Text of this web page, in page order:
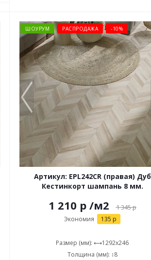
ШОУРУМ РАСПРОДАЖА -10%
Артикул: EPL242CR (правая) Дуб
Кестинкорт шампань 8 мм.
1 210 р /м2 1 345р
Экономия 135 р
Размер (мм): ⟷1292x246
Толщина (мм): ↕8